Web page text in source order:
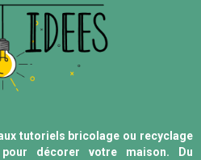
tutoriels bricolage ou recyclage
décorer votre maison. Du